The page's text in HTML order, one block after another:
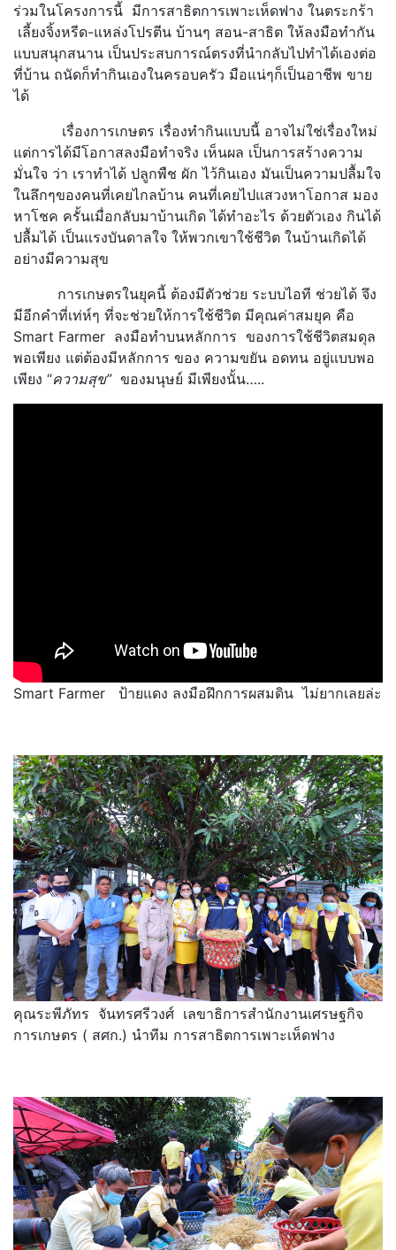
ร่วมในโครงการนี้ มีการสาธิตการเพาะเห็ดฟาง ในตระกร้า
เลี้ยงจิ้งหรีด-แหล่งโปรตีน บ้านๆ สอน-สาธิต ให้ลงมือทำกัน
แบบสนุกสนาน เป็นประสบการณ์ตรงที่นำกลับไปทำได้เองต่อ
ที่บ้าน ถนัดก็ทำกินเองในครอบครัว มือแน่ๆก็เป็นอาชีพ ขาย
ได้
เรื่องการเกษตร เรื่องทำกินแบบนี้ อาจไม่ใช่เรื่องใหม่
แต่การได้มีโอกาสลงมือทำจริง เห็นผล เป็นการสร้างความ
มั่นใจ ว่า เราทำได้ ปลูกพืช ผัก ไว้กินเอง มันเป็นความปลื้มใจ
ในลึกๆของคนที่เคยไกลบ้าน คนที่เคยไปแสวงหาโอกาส มอง
หาโชค ครั้นเมื่อกลับมาบ้านเกิด ได้ทำอะไร ด้วยตัวเอง กินได้
ปลื้มได้ เป็นแรงบันดาลใจ ให้พวกเขาใช้ชีวิต ในบ้านเกิดได้
อย่างมีความสุข
การเกษตรในยุคนี้ ต้องมีตัวช่วย ระบบไอที ช่วยได้ จึง
มีอีกคำที่เท่ห์ๆ ที่จะช่วยให้การใช้ชีวิต มีคุณค่าสมยุค คือ
Smart Farmer ลงมือทำบนหลักการ ของการใช้ชีวิตสมดุล
พอเพียง แต่ต้องมีหลักการ ของ ความขยัน อดทน อยู่แบบพอ
เพียง “ความสุข”ของมนุษย์ มีเพียงนั้น…..
Smart Farmer ป้ายแดง ลงมือฝึกการผสมดิน ไม่ยากเลยล่ะ
คุณระพีภัทร จันทรศรีวงศ์ เลขาธิการสำนักงานเศรษฐกิจ
การเกษตร ( สศก.) นำทีม การสาธิตการเพาะเห็ดฟาง